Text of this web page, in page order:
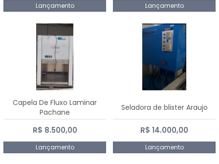
Lançamento Lançamento
Capela De Fluxo Laminar
Pachane
R$ 8.500,00
Lançamento
Seladora de blister Araujo
R$ 14.000,00
Lançamento